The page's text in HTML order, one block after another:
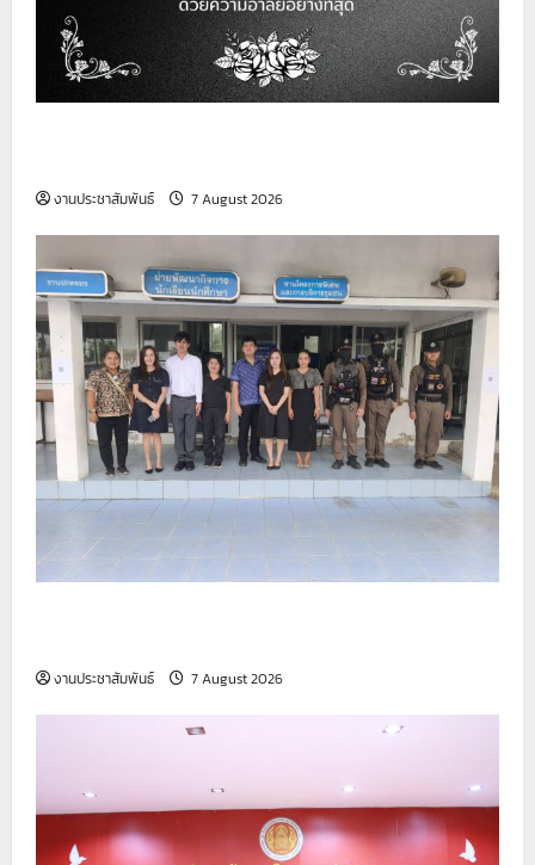
งานประชาสัมพันธ์ 7 August 2026
งานประชาสัมพันธ์ 7 August 2026